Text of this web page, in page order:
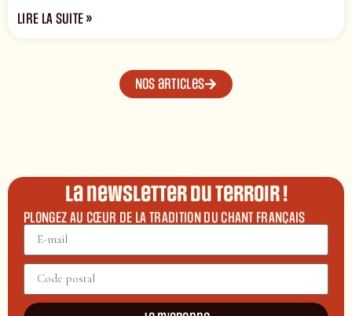
LIRE LA SUITE »
Nos articles
La newsletter du terroir !
PLONGEZ AU CŒUR DE LA TRADITION DU CHANT FRANÇAIS